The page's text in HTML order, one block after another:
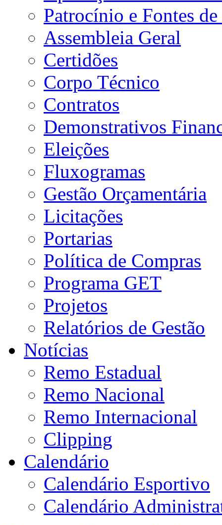
Patrocínio e Fontes de
Assembleia Geral
Certidões
Corpo Técnico
Contratos
Demonstrativos
Eleições
Fluxogramas
Gestão Orçamentária
Licitações
Portarias
Política de Compras
Programa GET
Projetos
Relatórios de Gestão
Notícias
Remo Estadual
Remo Nacional
Remo Internacional
Clipping
Calendário
Calendário Esportivo
Calendário